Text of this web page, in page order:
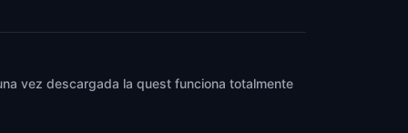
vez descargada la quest funciona totalmente